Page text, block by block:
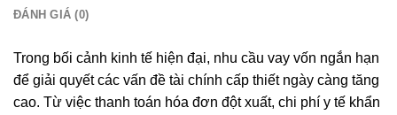
ĐÁNH GIÁ (0)
Trong bối cảnh kinh tế hiện đại, nhu cầu vay vốn ngắn hạn
để giải quyết các vấn đề tài chính cấp thiết ngày càng tăng
cao. Từ việc thanh toán hóa đơn đột xuất, chi phí y tế khẩn